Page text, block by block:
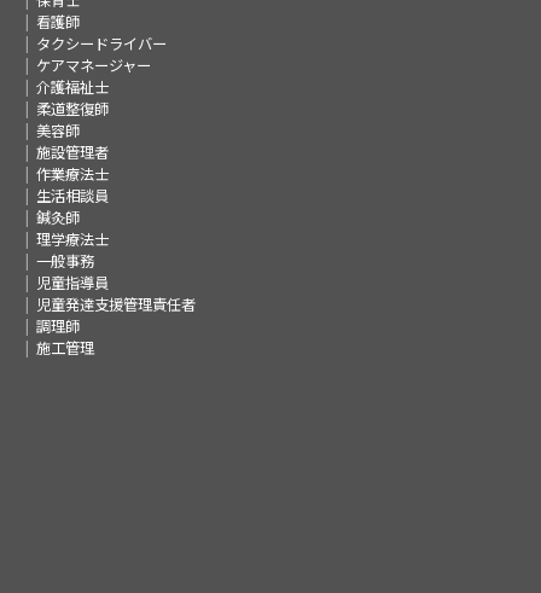
看護師
タクシードライバー
ケアマネージャー
介護福祉士
柔道整復師
美容師
施設管理者
作業療法士
生活相談員
鍼灸師
理学療法士
一般事務
児童指導員
児童発達支援管理責任者
調理師
施工管理